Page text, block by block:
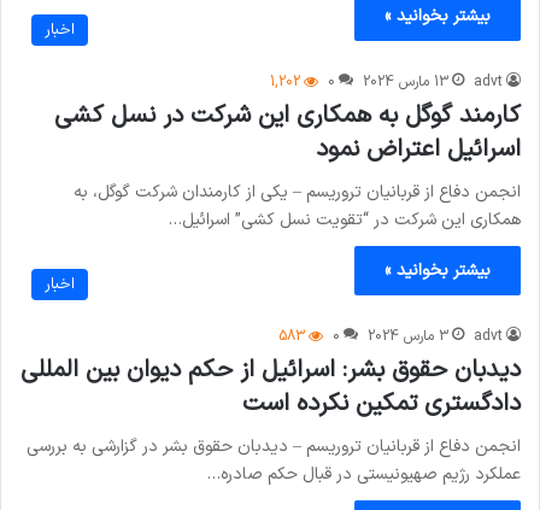
بیشتر بخوانید »
اخبار
advt 13 مارس 2024 0
1,202
کارمند گوگل به همکاری این شرکت در نسل کشی
اسرائیل اعتراض نمود
انجمن دفاع از قربانیان تروریسم – یکی از کارمندان شرکت گوگل، به
همکاری این شرکت در “تقویت نسل کشی” اسرائیل…
بیشتر بخوانید »
اخبار
advt 3 مارس 2024 0
583
دیدبان حقوق بشر: اسرائیل از حکم دیوان بین المللی
دادگستری تمکین نکرده است
انجمن دفاع از قربانیان تروریسم – دیدبان حقوق بشر در گزارشی به بررسی
عملکرد رژیم صهیونیستی در قبال حکم صادره…